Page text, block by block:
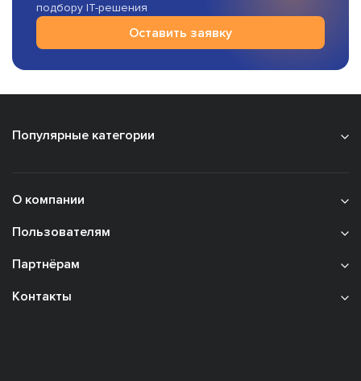
подбору IT-решения
Оставить заявку
Популярные категории
О компании
Пользователям
Партнёрам
Контакты